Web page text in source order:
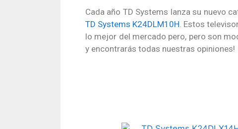
Cada año TD Systems lanza su nuevo
TD Systems K24DLM10H. Estos
lo mejor del mercado pero, pero son
y encontrarás todas nuestras opiniones!